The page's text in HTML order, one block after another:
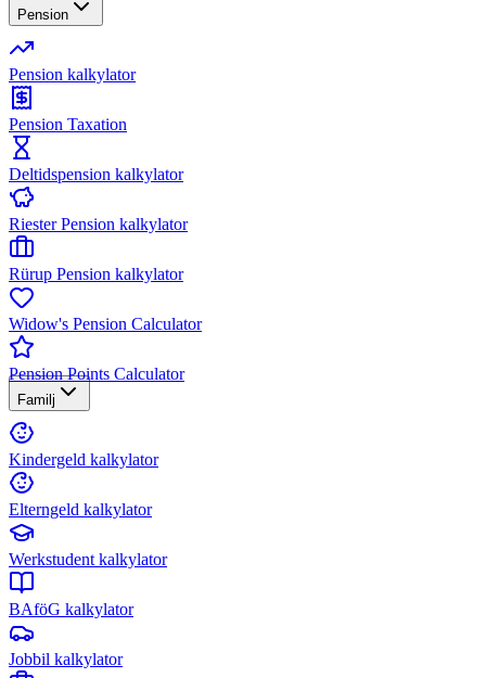
Pension
Pension kalkylator
Pension Taxation
Deltidspension kalkylator
Riester Pension kalkylator
Rürup Pension kalkylator
Widow's Pension Calculator
Pension Points Calculator
Familj
Kindergeld kalkylator
Elterngeld kalkylator
Werkstudent kalkylator
BAföG kalkylator
Jobbil kalkylator